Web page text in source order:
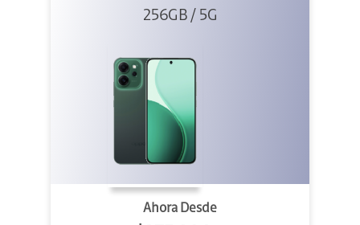
256GB / 5G
Ahora Desde